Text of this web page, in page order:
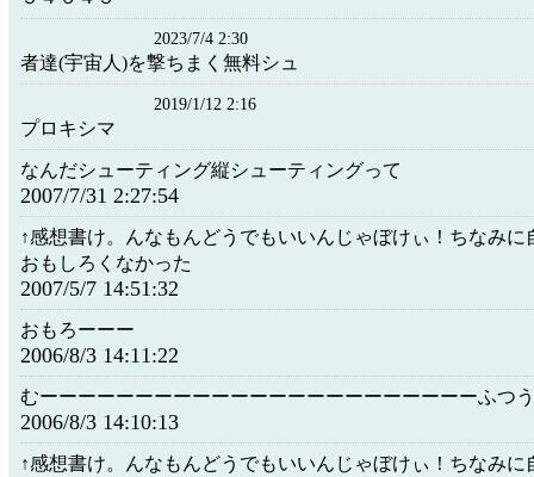
2023/7/4 2:30
者達(宇宙人)を撃ちまく無料シュ
2019/1/12 2:16
プロキシマ
なんだシューティング縦シューティングって
2007/7/31 2:27:54
↑感想書け。んなもんどうでもいいんじゃぼけぃ！ちなみに
おもしろくなかった
2007/5/7 14:51:32
おもろーーー
2006/8/3 14:11:22
むーーーーーーーーーーーーーーーーーーーーーーーふつ
2006/8/3 14:10:13
↑感想書け。んなもんどうでもいいんじゃぼけぃ！ちなみに